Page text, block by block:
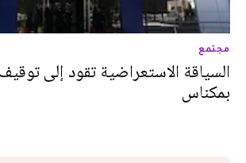
مجتمع
السياقة الاستعراضية تقود إلى
بمكناس‎